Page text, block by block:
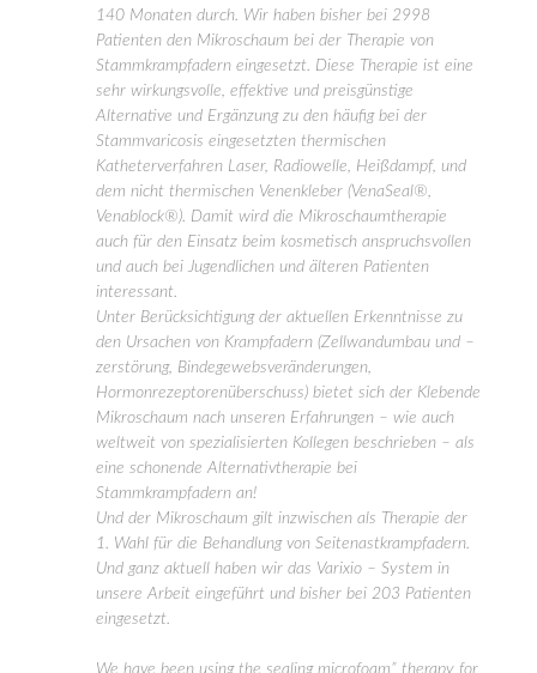
140 Monaten durch. Wir haben bisher bei 2998
Patienten den Mikroschaum bei der Therapie von
Stammkrampfadern eingesetzt. Diese Therapie ist eine
sehr wirkungsvolle, effektive und preisgünstige
Alternative und Ergänzung zu den häufig bei der
Stammvaricosis eingesetzten thermischen
Katheterverfahren Laser, Radiowelle, Heißdampf, und
dem nicht thermischen Venenkleber (VenaSeal®,
Venablock®). Damit wird die Mikroschaumtherapie
auch für den Einsatz beim kosmetisch anspruchsvollen
und auch bei Jugendlichen und älteren Patienten
interessant.
Unter Berücksichtigung der aktuellen Erkenntnisse zu
den Ursachen von Krampfadern (Zellwandumbau und –
zerstörung, Bindegewebsveränderungen,
Hormonrezeptorenüberschuss) bietet sich der Klebende
Mikroschaum nach unseren Erfahrungen – wie auch
weltweit von spezialisierten Kollegen beschrieben – als
eine schonende Alternativtherapie bei
Stammkrampfadern an!
Und der Mikroschaum gilt inzwischen als Therapie der
1. Wahl für die Behandlung von Seitenastkrampfadern.
Und ganz aktuell haben wir das Varixio – System in
unsere Arbeit eingeführt und bisher bei 203 Patienten
eingesetzt.
We have been using the sealing microfoam” therapy for